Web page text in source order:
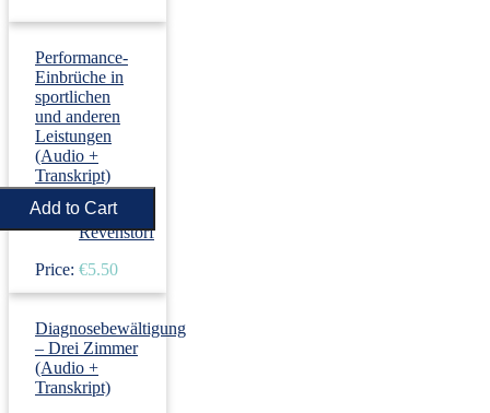
Performance-
Einbrüche in
sportlichen
und anderen
Leistungen
(Audio +
Transkript)
› Dirk
Revenstorf
Price: €5.50
Diagnosebewältigung
– Drei Zimmer
(Audio +
Transkript)